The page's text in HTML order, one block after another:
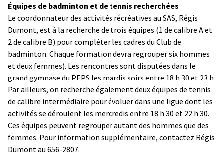
Équipes de badminton et de tennis recherchées
Le coordonnateur des activités récréatives au SAS, Régis
Dumont, est à la recherche de trois équipes (1 de calibre A et
2 de calibre B) pour compléter les cadres du Club de
badminton. Chaque formation devra regrouper six hommes
et deux femmes). Les rencontres sont disputées dans le
grand gymnase du PEPS les mardis soirs entre 18 h 30 et 23 h.
Par ailleurs, on recherche également deux équipes de tennis
de calibre intermédiaire pour évoluer dans une ligue dont les
activités se déroulent les mercredis entre 18 h 30 et 22 h 30.
Ces équipes peuvent regrouper autant des hommes que des
femmes. Pour information supplémentaire, contactez Régis
Dumont au 656-2807.